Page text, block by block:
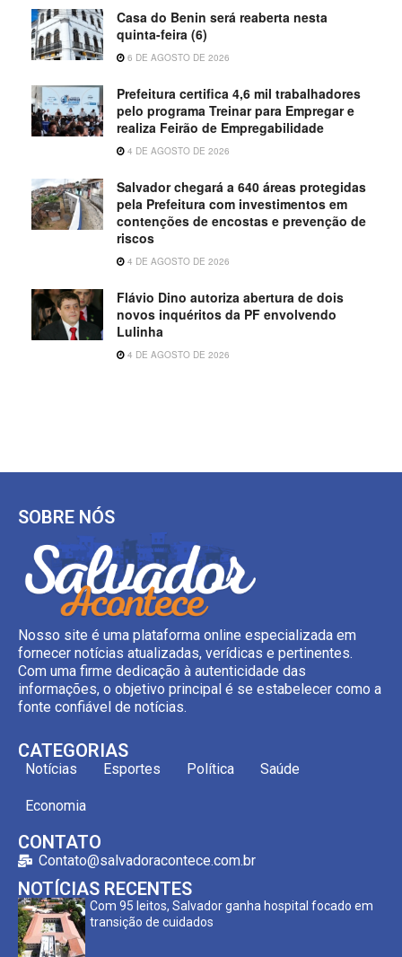
Casa do Benin será reaberta nesta
quinta-feira (6)
6 DE AGOSTO DE 2026
Prefeitura certifica 4,6 mil trabalhadores
pelo programa Treinar para Empregar e
realiza Feirão de Empregabilidade
4 DE AGOSTO DE 2026
Salvador chegará a 640 áreas protegidas
pela Prefeitura com investimentos em
contenções de encostas e prevenção de
riscos
4 DE AGOSTO DE 2026
Flávio Dino autoriza abertura de dois
novos inquéritos da PF envolvendo
Lulinha
4 DE AGOSTO DE 2026
SOBRE NÓS
Nosso site é uma plataforma online especializada em
fornecer notícias atualizadas, verídicas e pertinentes.
Com uma firme dedicação à autenticidade das
informações, o objetivo principal é se estabelecer como a
fonte confiável de notícias.
CATEGORIAS
Notícias Esportes Política Saúde
Economia
CONTATO
Contato@salvadoracontece.com.br
NOTÍCIAS RECENTES
Com 95 leitos, Salvador ganha hospital focado em
transição de cuidados